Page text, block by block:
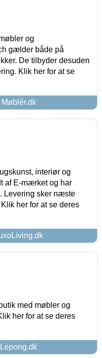
og
gælder både på
De tilbyder desuden
Klik her for at se
interiør og
af E-mærket og har
Levering sker næste
her for at se deres
med møbler og
her for at se deres